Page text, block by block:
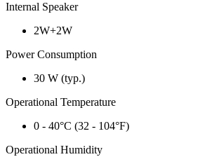
Internal Speaker
2W+2W
Power Consumption
30 W (typ.)
Operational Temperature
0 - 40°C (32 - 104°F)
Operational Humidity